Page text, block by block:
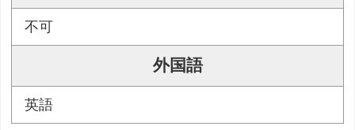
不可
外国語
英語